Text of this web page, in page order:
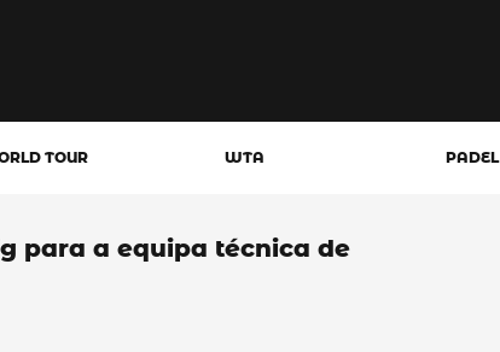
TOUR WTA PADEL
para a equipa técnica de